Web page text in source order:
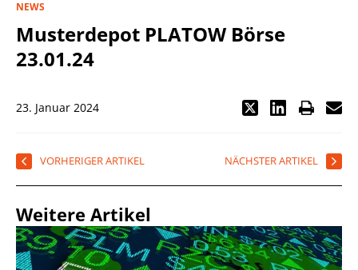
NEWS
Musterdepot PLATOW Börse
23.01.24
23. Januar 2024
VORHERIGER ARTIKEL NÄCHSTER ARTIKEL
Weitere Artikel